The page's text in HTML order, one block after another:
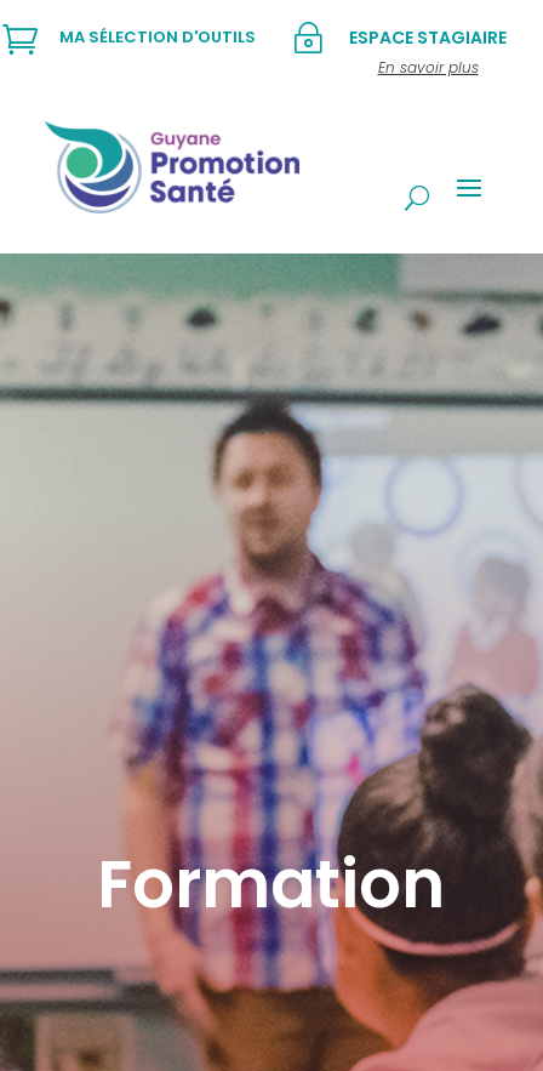
~ ESPACE STAGIAIRE
En savoir plus
 MA SÉLECTION D'OUTILS
Formation